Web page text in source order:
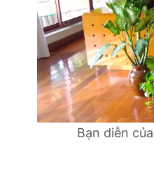
Bạn diễn